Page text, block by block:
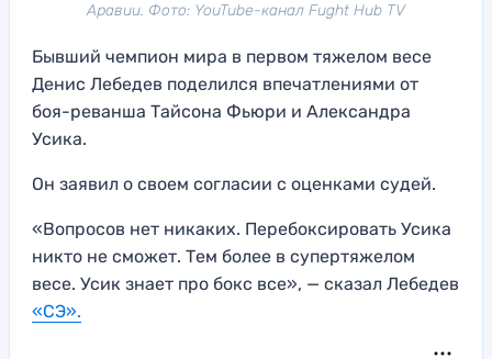
Аравии. Фото: YouTube-канал Fught Hub TV
Бывший чемпион мира в первом тяжелом весе
Денис Лебедев поделился впечатлениями от
боя-реванша Тайсона Фьюри и Александра
Усика.
Он заявил о своем согласии с оценками судей.
«Вопросов нет никаких. Перебоксировать Усика
никто не сможет. Тем более в супертяжелом
весе. Усик знает про бокс все», — сказал Лебедев
«СЭ».